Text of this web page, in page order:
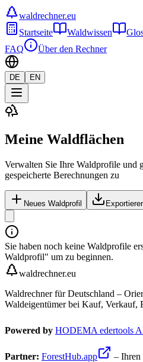
waldrechner.eu
Startseite
Waldwissen
FAQ
Über den Rechner
DE EN
Meine Waldflächen
Verwalten Sie Ihre Waldprofile und
gespeicherte Berechnungen zu
Neues Waldprofil
Sie haben noch keine Waldprofile
Waldprofil" um zu beginnen.
waldrechner.eu
Waldrechner für Deutschland –
Waldeigentümer bei Kauf, Verkauf,
Powered by HODEMA edertools
Partner: ForestHub.app – Ihren